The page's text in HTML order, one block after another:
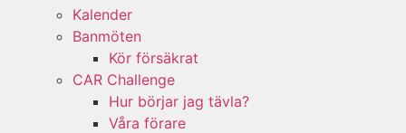
Kalender
Banmöten
Kör försäkrat
CAR Challenge
Hur börjar jag tävla?
Våra förare